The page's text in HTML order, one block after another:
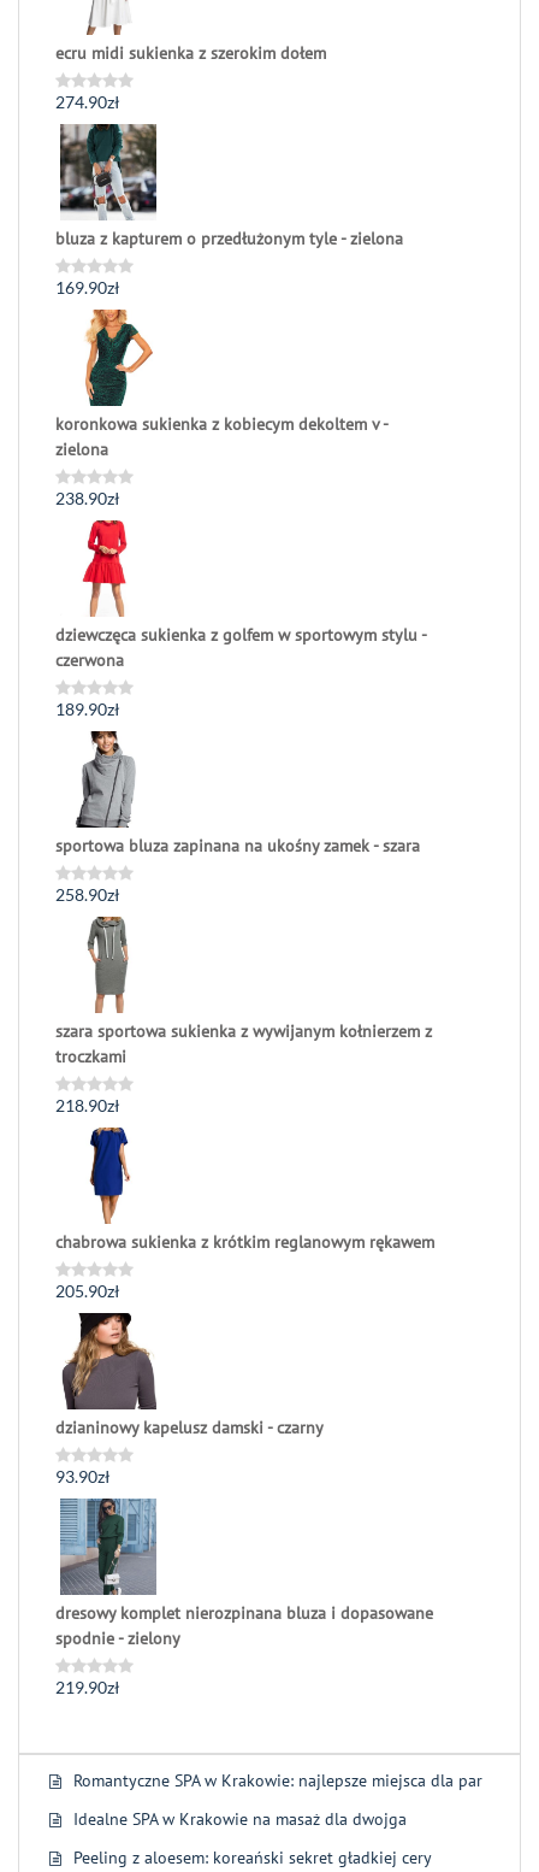
ecru midi sukienka z szerokim dołem
Oceniono
0
na
5
274.90zł
bluza z kapturem o przedłużonym tyle - zielona
Oceniono
169.90zł
koronkowa sukienka z kobiecym dekoltem v -
zielona
Oceniono
238.90zł
dziewczęca sukienka z golfem w sportowym stylu -
czerwona
Oceniono
189.90zł
sportowa bluza zapinana na ukośny zamek - szara
Oceniono
258.90zł
szara sportowa sukienka z wywijanym kołnierzem z
troczkami
Oceniono
218.90zł
chabrowa sukienka z krótkim reglanowym rękawem
Oceniono
205.90zł
dzianinowy kapelusz damski - czarny
Oceniono
0
na
5
93.90zł
dresowy komplet nierozpinana bluza i dopasowane
spodnie - zielony
Oceniono
219.90zł
Romantyczne SPA w Krakowie: najlepsze miejsca dla par
Idealne SPA w Krakowie na masaż dla dwojga
Peeling z aloesem: koreański sekret gładkiej cery